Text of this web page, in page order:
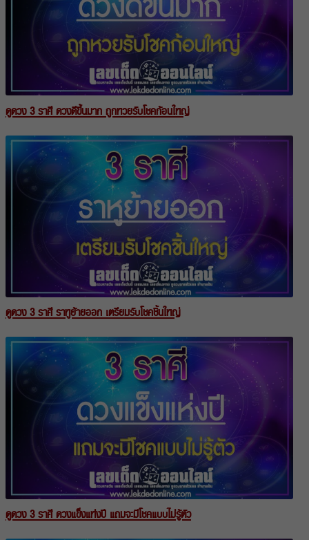
ดูดวง 3 ราศี ดวงดีขึ้นมาก ถูกหวยรับโชคก้อนใหญ่
ดูดวง 3 ราศี ราหูย้ายออก เตรียมรับโชคชิ้นใหญ่
ดูดวง 3 ราศี ดวงแข็งแห่งปี แถมจะมีโชคแบบไม่รู้ตัว